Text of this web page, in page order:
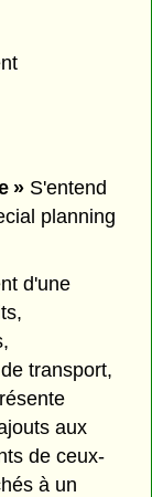
» S'entend
planning
d'une
transport,
aux
de ceux-
à un